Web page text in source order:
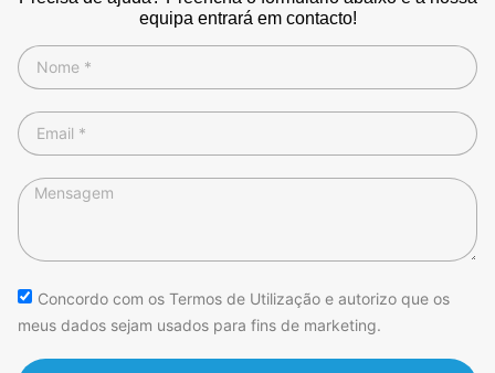
equipa entrará em contacto!
Concordo com os Termos de Utilização e autorizo que os
meus dados sejam usados para fins de marketing.